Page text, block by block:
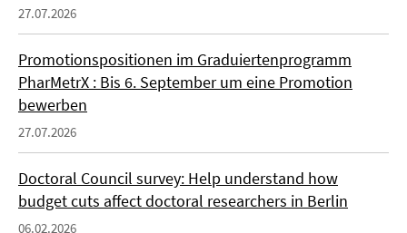
27.07.2026
Promotionspositionen im Graduiertenprogramm
PharMetrX : Bis 6. September um eine Promotion
bewerben
27.07.2026
Doctoral Council survey: Help understand how
budget cuts affect doctoral researchers in Berlin
06.02.2026